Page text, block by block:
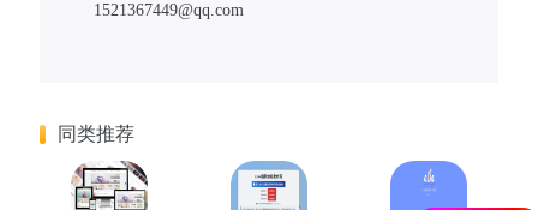
1521367449@qq.com
同类推荐